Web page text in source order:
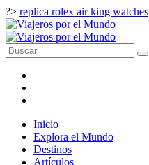
?> replica rolex air king watches
Inicio
Explora el Mundo
Destinos
Artículos